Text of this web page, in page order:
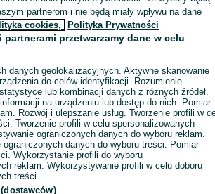
Wyświetlenia:
/ SMS Wyślij wiadomość
partnerom i nie będą miały wpływu na dane
cookies, Polityka Prywatności
partnerami przetwarzamy dane w celu
danych geolokalizacyjnych. Aktywne skanowanie
do celów identyfikacji. Rozumienie
lub kombinacji danych z różnych źródeł.
na urządzeniu lub dostęp do nich. Pomiar
Rozwój i ulepszanie usług. Tworzenie profili w
Tworzenie profili w celu spersonalizowanych
ograniczonych danych do wyboru reklam.
danych do wyboru treści. Pomiar
Wykorzystanie profili do wyboru
reklam. Wykorzystywanie profili w celu doboru
treści.